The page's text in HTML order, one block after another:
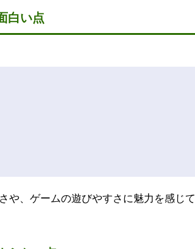
白い点
や、ゲームの遊びやすさに魅力を感じて